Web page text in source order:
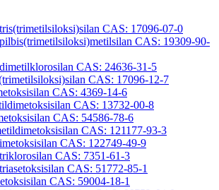
CAS: 17096-07-0
CAS: 19309-90-
CAS: 24636-31-5
CAS: 17096-12-7
CAS: 4369-14-6
CAS: 13732-00-8
CAS: 54586-78-6
CAS: 121177-93-3
CAS: 122749-49-9
CAS: 7351-61-3
CAS: 51772-85-1
CAS: 59004-18-1